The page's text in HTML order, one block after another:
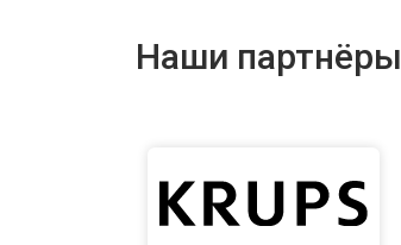
Наши партнёры